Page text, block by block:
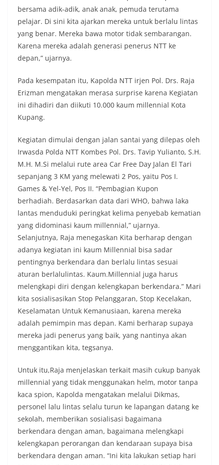
bersama adik-adik, anak anak, pemuda terutama
pelajar. Di sini kita ajarkan mereka untuk berlalu lintas
yang benar. Mereka bawa motor tidak sembarangan.
Karena mereka adalah generasi penerus NTT ke
depan,” ujarnya.
Pada kesempatan itu, Kapolda NTT irjen Pol. Drs. Raja
Erizman mengatakan merasa surprise karena Kegiatan
ini dihadiri dan diikuti 10.000 kaum millennial Kota
Kupang.
Kegiatan dimulai dengan jalan santai yang dilepas oleh
Irwasda Polda NTT Kombes Pol. Drs. Tavip Yulianto, S.H.
M.H. M.Si melalui rute area Car Free Day Jalan El Tari
sepanjang 3 KM yang melewati 2 Pos, yaitu Pos I.
Games & Yel-Yel, Pos II. “Pembagian Kupon
berhadiah. Berdasarkan data dari WHO, bahwa laka
lantas menduduki peringkat kelima penyebab kematian
yang didominasi kaum millennial,” ujarnya.
Selanjutnya, Raja menegaskan Kita berharap dengan
adanya kegiatan ini kaum Millennial bisa sadar
pentingnya berkendara dan berlalu lintas sesuai
aturan berlalulintas. Kaum.Millennial juga harus
melengkapi diri dengan kelengkapan berkendara.” Mari
kita sosialisasikan Stop Pelanggaran, Stop Kecelakan,
Keselamatan Untuk Kemanusiaan, karena mereka
adalah pemimpin mas depan. Kami berharap supaya
mereka jadi penerus yang baik, yang nantinya akan
menggantikan kita, tegsanya.
Untuk itu,Raja menjelaskan terkait masih cukup banyak
millennial yang tidak menggunakan helm, motor tanpa
kaca spion, Kapolda mengatakan melalui Dikmas,
personel lalu lintas selalu turun ke lapangan datang ke
sekolah, memberikan sosialisasi bagaimana
berkendara dengan aman, bagaimana melengkapi
kelengkapan perorangan dan kendaraan supaya bisa
berkendara dengan aman. “Ini kita lakukan setiap hari